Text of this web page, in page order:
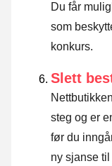
Du får
som
konkurs.
Slett
steg og er
før du
ny sjanse